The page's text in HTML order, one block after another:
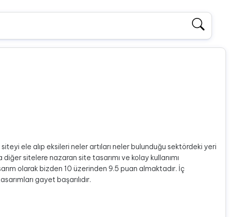
ele alıp eksileri neler artıları neler bulunduğu sektördeki yeri
sitelere nazaran site tasarımı ve kolay kullanımı
olarak bizden 10 üzerinden 9.5 puan almaktadır. İç
gayet başarılıdır.